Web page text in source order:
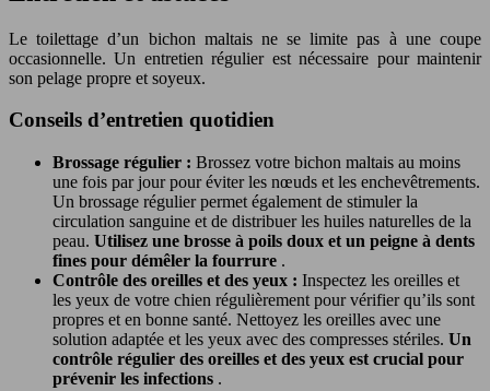
Le toilettage d’un bichon maltais ne se limite pas à une coupe
occasionnelle. Un entretien régulier est nécessaire pour maintenir
son pelage propre et soyeux.
Conseils d’entretien quotidien
Brossage régulier : Brossez votre bichon maltais au moins
une fois par jour pour éviter les nœuds et les enchevêtrements.
Un brossage régulier permet également de stimuler la
circulation sanguine et de distribuer les huiles naturelles de la
peau. Utilisez une brosse à poils doux et un peigne à dents
fines pour démêler la fourrure .
Contrôle des oreilles et des yeux : Inspectez les oreilles et
les yeux de votre chien régulièrement pour vérifier qu’ils sont
propres et en bonne santé. Nettoyez les oreilles avec une
solution adaptée et les yeux avec des compresses stériles. Un
contrôle régulier des oreilles et des yeux est crucial pour
prévenir les infections .